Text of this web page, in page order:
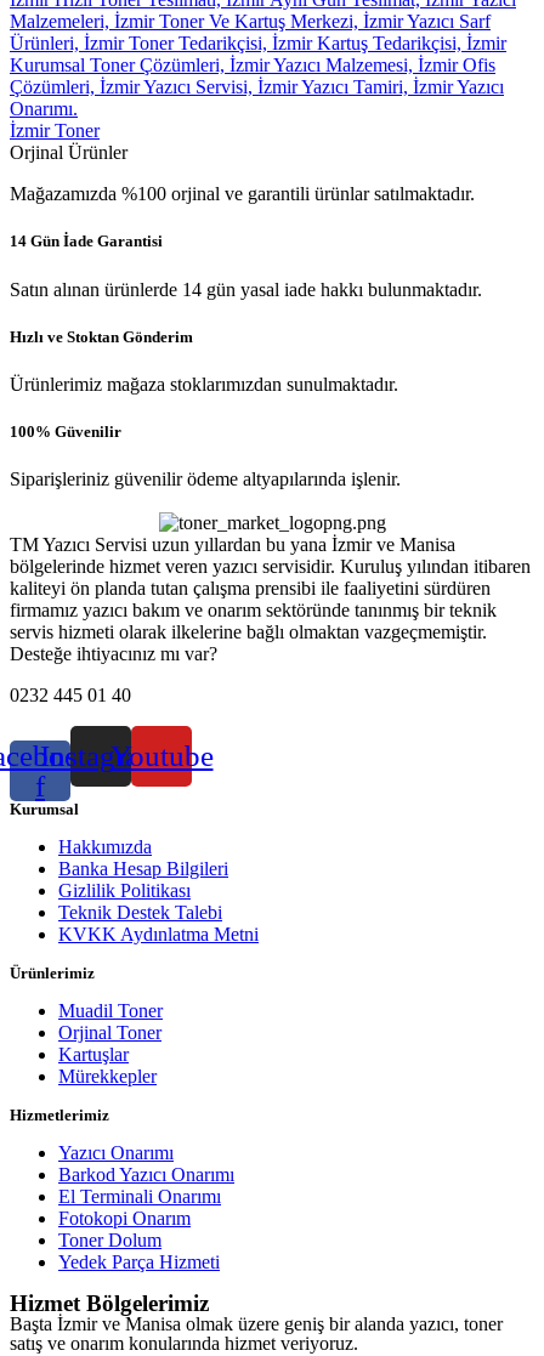
İzmir Toner
Orjinal Ürünler
Mağazamızda %100 orjinal ve garantili ürünlar satılmaktadır.
14 Gün İade Garantisi
Satın alınan ürünlerde 14 gün yasal iade hakkı bulunmaktadır.
Hızlı ve Stoktan Gönderim
Ürünlerimiz mağaza stoklarımızdan sunulmaktadır.
100% Güvenilir
Siparişleriniz güvenilir ödeme altyapılarında işlenir.
TM Yazıcı Servisi uzun yıllardan bu yana İzmir ve Manisa
bölgelerinde hizmet veren yazıcı servisidir. Kuruluş yılından itibaren
kaliteyi ön planda tutan çalışma prensibi ile faaliyetini sürdüren
firmamız yazıcı bakım ve onarım sektöründe tanınmış bir teknik
servis hizmeti olarak ilkelerine bağlı olmaktan vazgeçmemiştir.
Desteğe ihtiyacınız mı var?
0232 445 01 40
f
InstagramYoutube
Kurumsal
Hakkımızda
Banka Hesap Bilgileri
Gizlilik Politikası
Teknik Destek Talebi
KVKK Aydınlatma Metni
Ürünlerimiz
Muadil Toner
Orjinal Toner
Kartuşlar
Mürekkepler
Hizmetlerimiz
Yazıcı Onarımı
Barkod Yazıcı Onarımı
El Terminali Onarımı
Fotokopi Onarım
Toner Dolum
Yedek Parça Hizmeti
Hizmet Bölgelerimiz
Başta İzmir ve Manisa olmak üzere geniş bir alanda yazıcı, toner
satış ve onarım konularında hizmet veriyoruz.